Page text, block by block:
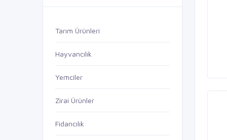
Tarım Ürünleri
Hayvancılık
Yemciler
Zirai Ürünler
Fidancılık